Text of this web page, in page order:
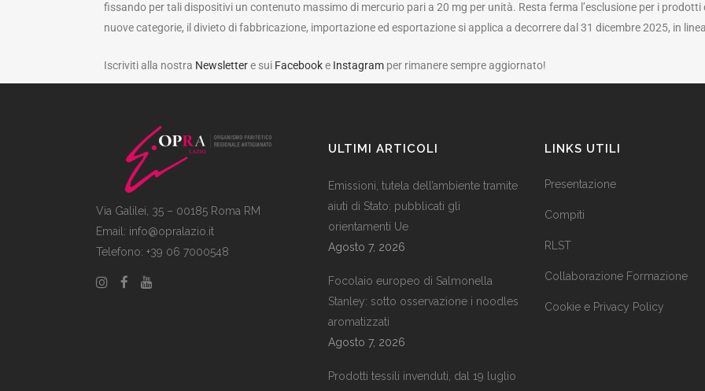
fissando per tali dispositivi un contenuto massimo di mercurio pari a 20 mg per unità. Resta ferma l’esclusione per i
nuove categorie, il divieto di fabbricazione, importazione ed esportazione si applica a decorrere dal 31 dicembre 2025, in
Iscriviti alla nostra Newslettere sui Facebooke Instagram per rimanere sempre aggiornato!
Via Galilei, 35 – 00185 Roma RM
Email: info@opralazio.it
Telefono: +39 06 7000548
ULTIMI ARTICOLI
Emissioni, tutela dell’ambiente tramite
aiuti di Stato: pubblicati gli
orientamenti Ue
Agosto 7, 2026
Focolaio europeo di Salmonella
Stanley: sotto osservazione i noodles
aromatizzati
Agosto 7, 2026
Prodotti tessili invenduti, dal 19 luglio
LINKS UTILI
Presentazione
Compiti
RLST
Collaborazione Formazione
Cookie e Privacy Policy